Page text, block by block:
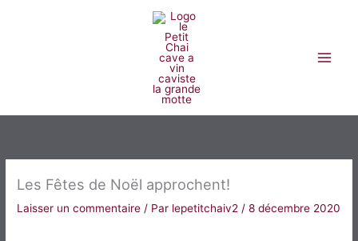
Les Fêtes de Noël approchent!
Laisser un commentaire / Par lepetitchaiv2 /8 décembre 2020
🎄🎁 Nous sommes à vos